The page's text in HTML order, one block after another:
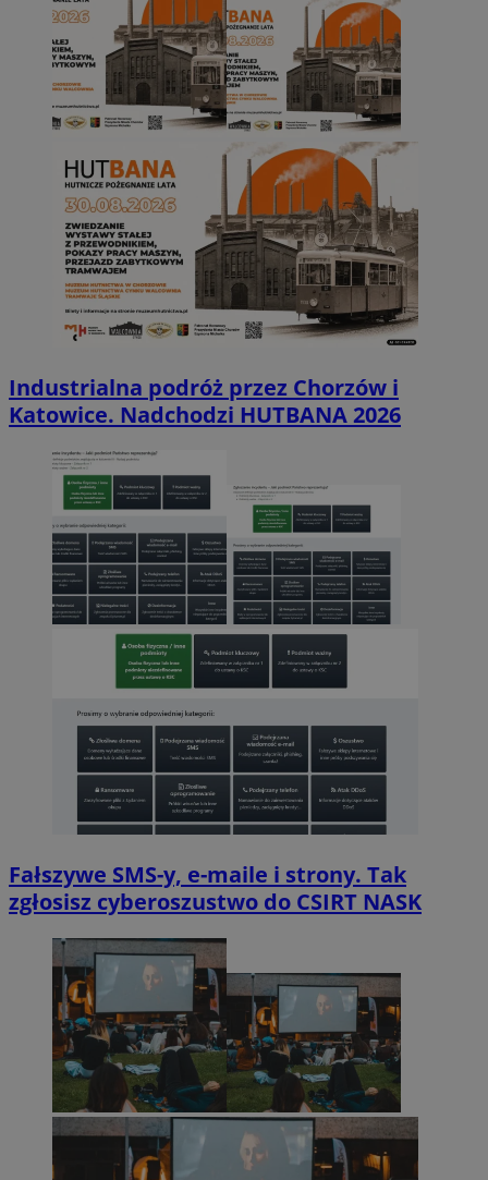
Industrialna podróż przez Chorzów i
Katowice. Nadchodzi HUTBANA 2026
Fałszywe SMS-y, e-maile i strony. Tak
zgłosisz cyberoszustwo do CSIRT NASK